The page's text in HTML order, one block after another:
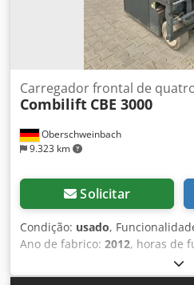
Oberschweinbach
9.323 km
Carregador frontal de
Combilift CBE 3000
Solicitar
Condição: usado,
Ano de fabrico: 2012, horas de
3.000 kg,
mm, elevação livre:1.600 mm,